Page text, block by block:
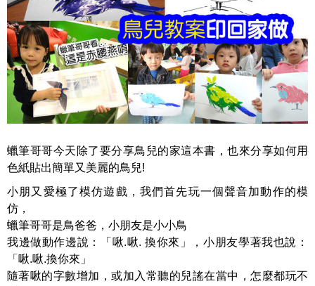
蠟筆哥哥今天除了要分享鳥兒的家這本書，也來分享如何用
色紙貼出簡單又美麗的鳥兒!
小朋又愛極了模仿遊戲，我們首先玩一個聲音加動作的模
仿，
蠟筆哥哥是鳥爸爸，小朋友是小小鳥
我邊做動作邊說：「啾.啾. 換你來」，小朋友學著我也說：
「啾.啾.換你來」
隨著啾的字數增加，或加入常聽的兒謠在當中，怎麼都玩不